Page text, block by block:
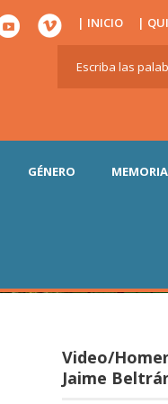
| INICIO |
GÉNERO MEMORIA
Video/
Jaime